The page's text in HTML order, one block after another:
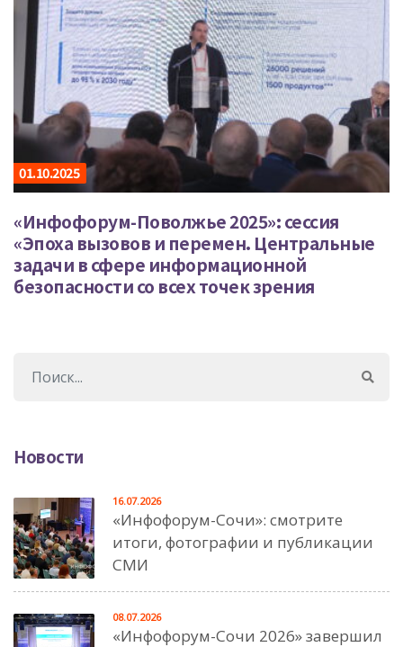
01.10.2025
«Инфофорум-Поволжье 2025»: сессия
«Эпоха вызовов и перемен. Центральные
задачи в сфере информационной
безопасности со всех точек зрения
Новости
«Инфофорум-Сочи»: смотрите
итоги, фотографии и публикации
СМИ
16.07.2026
«Инфофорум-Сочи 2026» завершил
08.07.2026